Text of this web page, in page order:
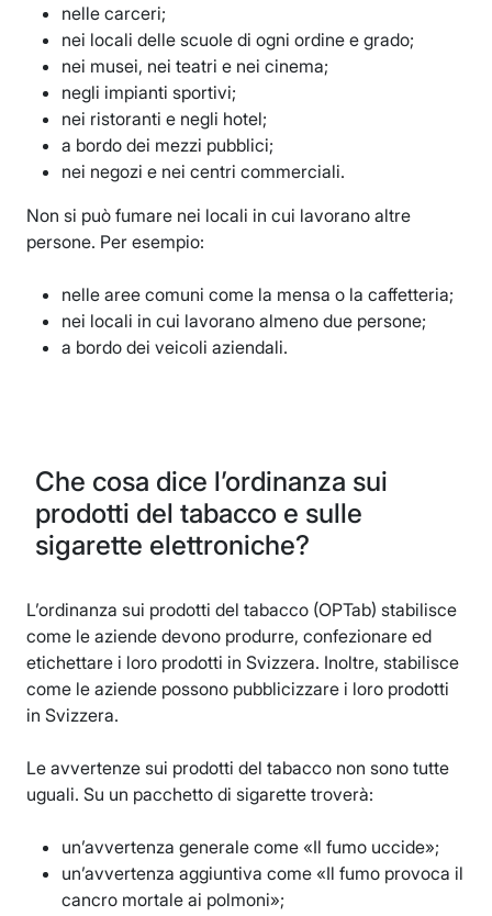
nelle carceri;
nei locali delle scuole di ogni ordine e grado;
nei musei, nei teatri e nei cinema;
negli impianti sportivi;
nei ristoranti e negli hotel;
a bordo dei mezzi pubblici;
nei negozi e nei centri commerciali.
Non si può fumare nei locali in cui lavorano altre
persone. Per esempio:
nelle aree comuni come la mensa o la caffetteria;
nei locali in cui lavorano almeno due persone;
a bordo dei veicoli aziendali.
Che cosa dice l’ordinanza sui
prodotti del tabacco e sulle
sigarette elettroniche?
L’ordinanza sui prodotti del tabacco (OPTab) stabilisce
come le aziende devono produrre, confezionare ed
etichettare i loro prodotti in Svizzera. Inoltre, stabilisce
come le aziende possono pubblicizzare i loro prodotti
in Svizzera.
Le avvertenze sui prodotti del tabacco non sono tutte
uguali. Su un pacchetto di sigarette troverà:
un’avvertenza generale come «Il fumo uccide»;
un’avvertenza aggiuntiva come «Il fumo provoca il
cancro mortale ai polmoni»;